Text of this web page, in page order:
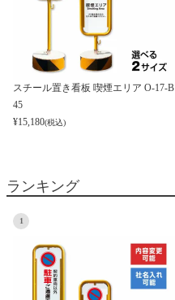
スチール置き看板 喫煙エリア O-17-B
45
¥15,180(税込)
ランキング
1